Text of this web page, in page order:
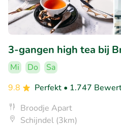
3-gangen high tea bij
Mi Do
Sa
9.8
Perfekt • 1.747
Broodje Apart
Schijndel (3km)